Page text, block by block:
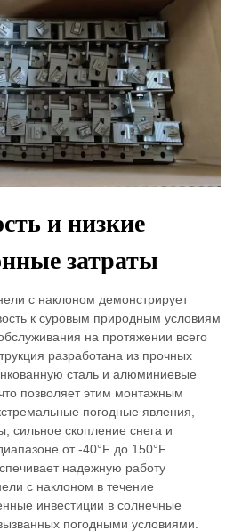
и низкие
затраты
с наклоном демонстрирует
к суровым природным условиям
на протяжении всего
разработана из прочных
сталь и алюминиевые
позволяет этим монтажным
погодные явления,
сильное скопление снега и
от -40°F до 150°F.
надежную работу
с наклоном в течение
инвестиции в солнечные
погодными условиями.